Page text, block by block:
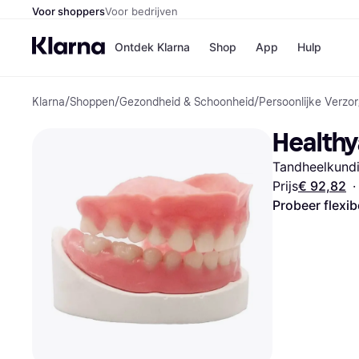
Voor shoppersVoor bedrijven
Ontdek Klarna Shop
Winkels
Bol
H&M
App Hulp
Klarna/Shoppen/Gezondheid & Schoonheid/Persoonlijke
Prijs€ 92,82 ·
Probeer